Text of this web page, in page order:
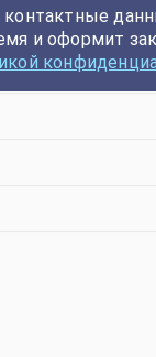
контактные
и оформит